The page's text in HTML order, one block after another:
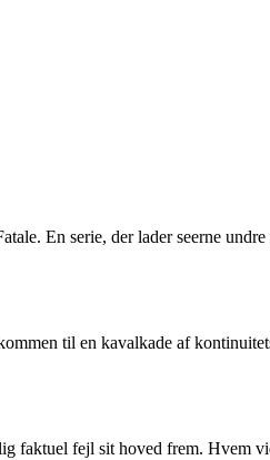
En serie, der lader seerne
til en kavalkade af
faktuel fejl sit hoved frem. Hvem